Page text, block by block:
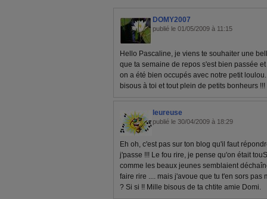
DOMY2007
publié le 01/05/2009 à 11:15
Hello Pascaline, je viens te souhaiter une
que ta semaine de repos s'est bien passée
on a été bien occupés avec notre petit
bisous à toi et tout plein de petits bonheurs !!!
leureuse
publié le 30/04/2009 à 18:29
Eh oh, c'est pas sur ton blog qu'il faut
j'passe !!! Le fou rire, je pense qu'on était
comme les beaux jeunes semblaient
faire rire .... mais j'avoue que tu t'en sors pas
? Si si !! Mille bisous de ta chtite amie Domi.